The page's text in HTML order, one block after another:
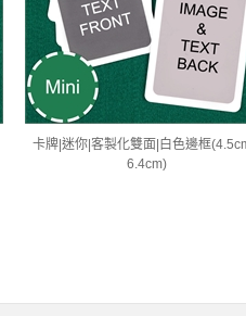
卡牌|迷你|客製化雙面|白色邊框
6.4cm)